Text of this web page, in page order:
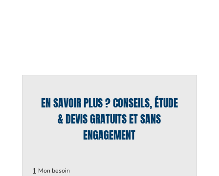
EN SAVOIR PLUS ? CONSEILS, ÉTUDE
& DEVIS GRATUITS ET SANS
ENGAGEMENT
1 Mon besoin